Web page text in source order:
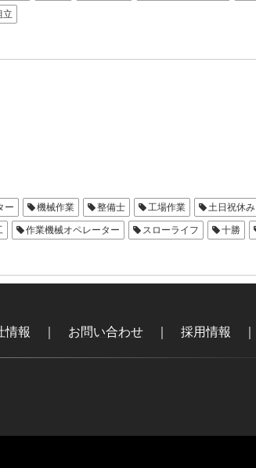
立
ー 機械作業 整備士 工場作業 土日祝休み
作業機械オペレーター スローライフ 十勝
情報 お問い合わせ 採用情報